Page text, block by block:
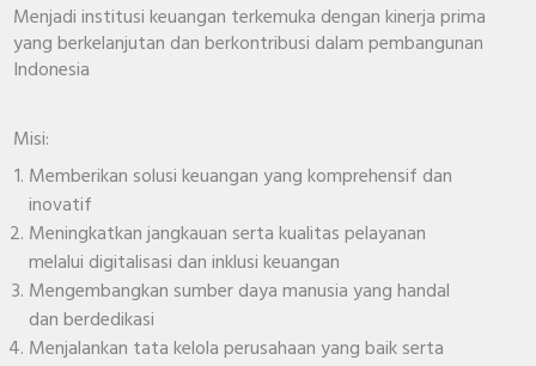
Menjadi institusi keuangan terkemuka dengan kinerja prima
yang berkelanjutan dan berkontribusi dalam pembangunan
Indonesia
Misi:
Memberikan solusi keuangan yang komprehensif dan
inovatif
Meningkatkan jangkauan serta kualitas pelayanan
melalui digitalisasi dan inklusi keuangan
Mengembangkan sumber daya manusia yang handal
dan berdedikasi
Menjalankan tata kelola perusahaan yang baik serta